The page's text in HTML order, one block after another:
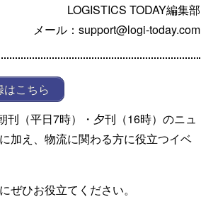
LOGISTICS TODAY編集部
メール：support@logi-today.com
はこちら
刊（平日7時）・夕刊（16時）のニュ
加え、物流に関わる方に役立つイベ
ぜひお役立てください。